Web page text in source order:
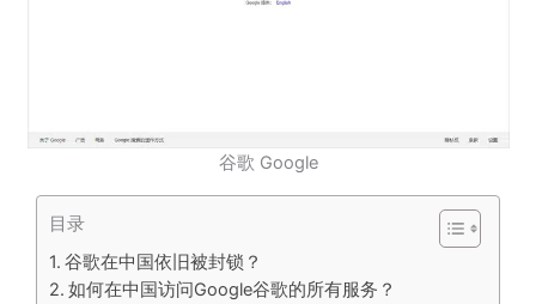
谷歌 Google
目录
谷歌在中国依旧被封锁？
如何在中国访问Google谷歌的所有服务？